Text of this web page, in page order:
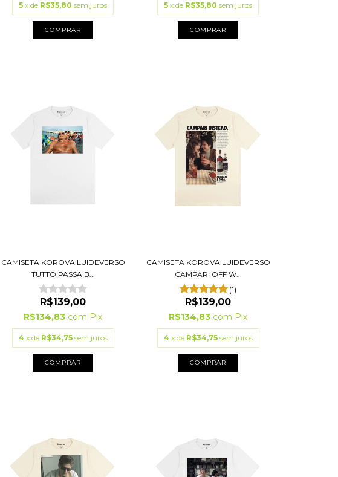
5 x de R$35,80 sem juros
COMPRAR
5 x de R$35,80 sem juros
COMPRAR
CAMISETA KOROVA LUIDEVERSO
TUTTO PASSA B...
R$139,00
R$134,83 com Pix
4 x de R$34,75 sem juros
COMPRAR
CAMISETA KOROVA LUIDEVERSO
CAMPARI OFF W...
(1)
R$139,00
R$134,83 com Pix
4 x de R$34,75 sem juros
COMPRAR